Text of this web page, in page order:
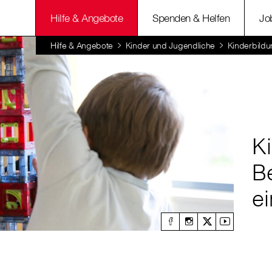
Hilfe & Angebote Spenden & Helfen
Hilfe & Angebote Kinder und Jugendliche